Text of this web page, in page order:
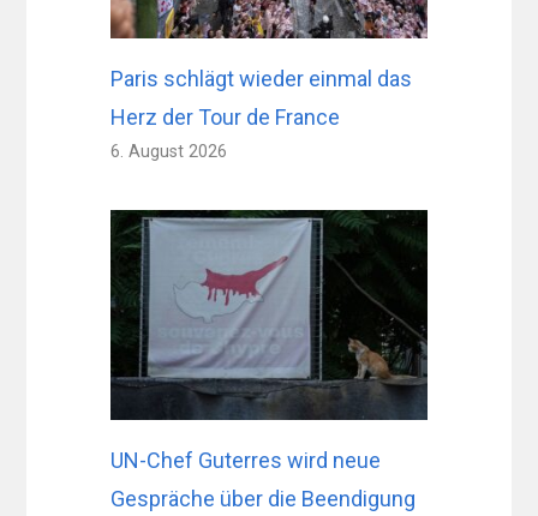
Paris schlägt wieder einmal das
Herz der Tour de France
6. August 2026
UN-Chef Guterres wird neue
Gespräche über die Beendigung